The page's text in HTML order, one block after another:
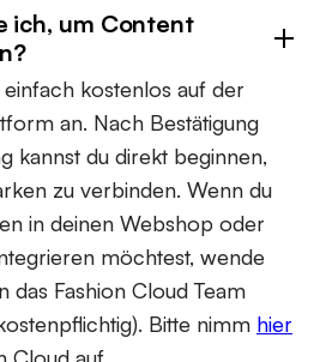
ich, um Content
kostenlos auf der
an. Nach Bestätigung
kannst du direkt beginnen,
zu verbinden. Wenn du
in deinen Webshop oder
möchtest, wende
das Fashion Cloud Team
Bitte nimm hier